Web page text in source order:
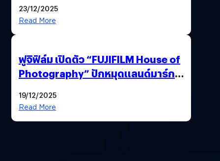
23/12/2025
Read More
ฟูจิฟิล์ม เปิดตัว “FUJIFILM House of
Photography” ปักหมุดแลนด์มาร์ก
19/12/2025
Read More